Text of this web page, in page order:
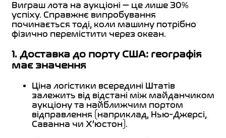
Виграш лота на аукціоні — це лише 30%
успіху. Справжнє випробування
починається тоді, коли машину потрібно
фізично перемістити через океан.
1. Доставка до порту США: географія
має значення
Ціна логістики всередині Штатів
залежить від відстані між майданчиком
аукціону та найближчим портом
відправлення (наприклад, Нью-Джерсі,
Саванна чи Х’юстон).